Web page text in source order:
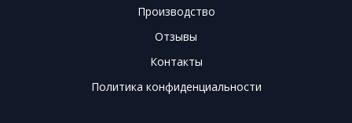
Производство
Отзывы
Контакты
Политика конфиденциальности